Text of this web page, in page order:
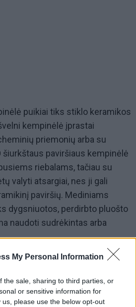
My Personal Information
the sale, sharing to third parties, or
or sensitive information for
please use the below opt-out
puikiai tiks stiklo keramikos
kempinėlė įprastai
priemonių arba su
šiurkštaus paviršiaus kempinėlė
riebalams, tačiau su
valyti atsargiai, nes ji gali
paviršių. Mediniams
dygsniuotos, perdirbto pluošto
naudoti sudrėkintas arba
ir labai plačiai naudojamos
sudrėkinti vandeniu,
priemonių, o šiek tiek